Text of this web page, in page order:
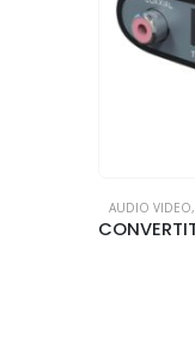
AUDIO VIDEO,